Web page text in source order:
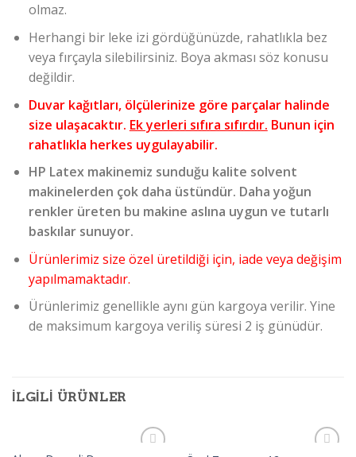
olmaz.
Herhangi bir leke izi gördüğünüzde, rahatlıkla bez
veya fırçayla silebilirsiniz. Boya akması söz konusu
değildir.
Duvar kağıtları, ölçülerinize göre parçalar halinde
size ulaşacaktır. Ek yerleri sıfıra sıfırdır. Bunun için
rahatlıkla herkes uygulayabilir.
HP Latex makinemiz sunduğu kalite solvent
makinelerden çok daha üstündür. Daha yoğun
renkler üreten bu makine aslına uygun ve tutarlı
baskılar sunuyor.
Ürünlerimiz size özel üretildiği için, iade veya değişim
yapılmamaktadır.
Ürünlerimiz genellikle aynı gün kargoya verilir. Yine
de maksimum kargoya veriliş süresi 2 iş günüdür.
İLGILI ÜRÜNLER